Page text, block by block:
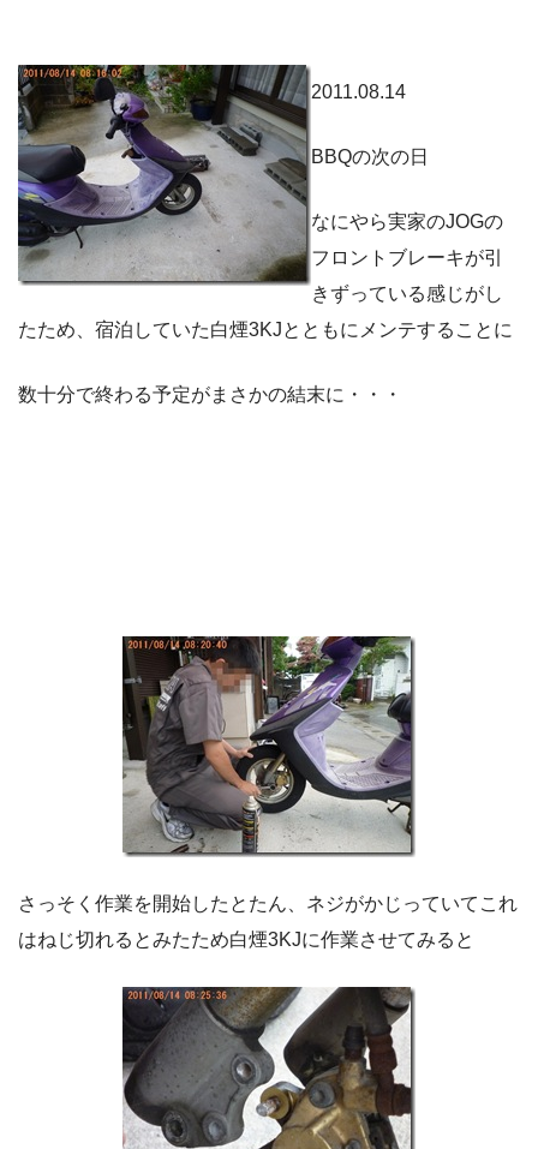
2011.08.14
BBQの次の日
なにやら実家のJOGの
フロントブレーキが引
きずっている感じがし
たため、宿泊していた白煙3KJとともにメンテすることに
数十分で終わる予定がまさかの結末に・・・
さっそく作業を開始したとたん、ネジがかじっていてこれ
はねじ切れるとみたため白煙3KJに作業させてみると